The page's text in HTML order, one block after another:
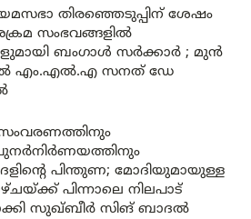
തിരഞ്ഞെടുപ്പിന് ശേഷം
സംഭവങ്ങളിൽ
ബംഗാൾ സർക്കാർ ; മുൻ
എം.എൽ.എ സനത് ഡേ
പിന്തുണ; മോദിയുമായുള്ള
പിന്നാലെ നിലപാട്
സുഖ്ബീർ സിങ് ബാദൽ